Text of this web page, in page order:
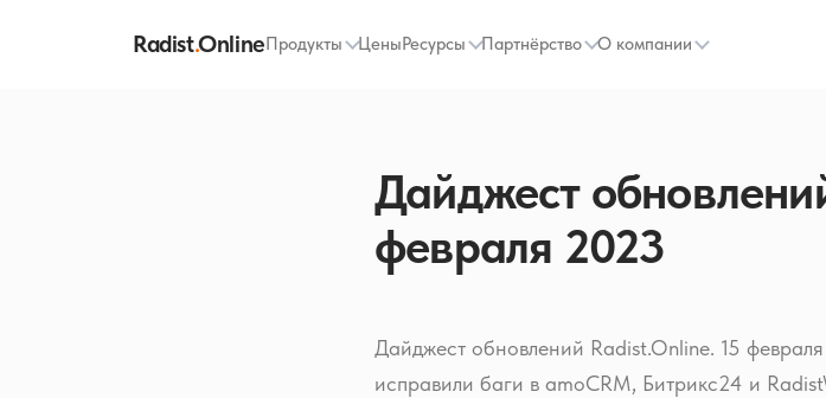
Radist.OnlineПродукты ЦеныРесурсы Партнёрство О компании
Дайджест
февраля 2023
Дайджест обновлений Radist.Online. 15
исправили баги в amoCRM, Битрикс24 и